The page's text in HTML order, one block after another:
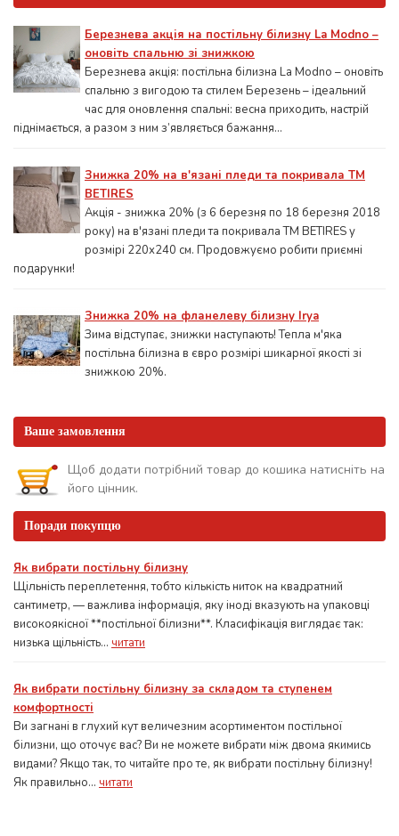
Березнева акція на постільну білизну La Modno –
оновіть спальню зі знижкою
Березнева акція: постільна білизна La Modno – оновіть
спальню з вигодою та стилем Березень – ідеальний
час для оновлення спальні: весна приходить, настрій
піднімається, а разом з ним з’являється бажання...
Знижка 20% на в'язані пледи та покривала ТМ
BETIRES
Акція - знижка 20% (з 6 березня по 18 березня 2018
року) на в'язані пледи та покривала ТМ BETIRES у
розмірі 220х240 см. Продовжуємо робити приємні
подарунки!
Знижка 20% на фланелеву білизну Irya
Зима відступає, знижки наступають! Тепла м'яка
постільна білизна в євро розмірі шикарної якості зі
знижкою 20%.
Ваше замовлення
Щоб додати потрібний товар до кошика натисніть на
його цінник.
Поради покупцю
Як вибрати постільну білизну
Щільність переплетення, тобто кількість ниток на квадратний
сантиметр, — важлива інформація, яку іноді вказують на упаковці
високоякісної **постільної білизни**. Класифікація виглядає так:
низька щільність... читати
Як вибрати постільну білизну за складом та ступенем
комфортності
Ви загнані в глухий кут величезним асортиментом постільної
білизни, що оточує вас? Ви не можете вибрати між двома якимись
видами? Якщо так, то читайте про те, як вибрати постільну білизну!
Як правильно... читати